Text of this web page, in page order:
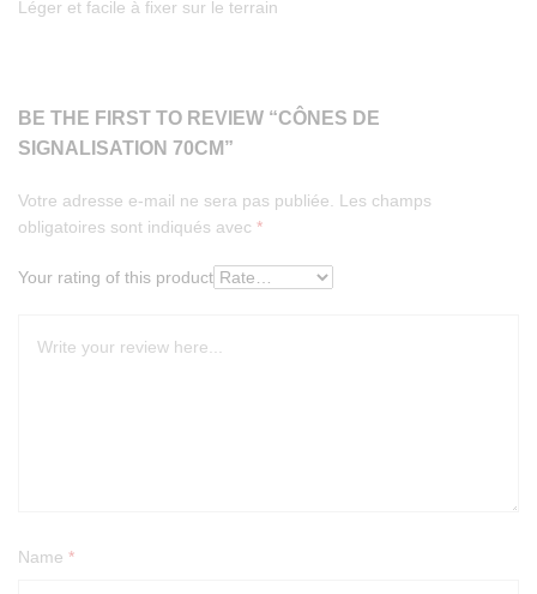
Léger et facile à fixer sur le terrain
BE THE FIRST TO REVIEW “CÔNES DE
SIGNALISATION 70CM”
Votre adresse e-mail ne sera pas publiée. Les champs
obligatoires sont indiqués avec *
Your rating of this product
Name *